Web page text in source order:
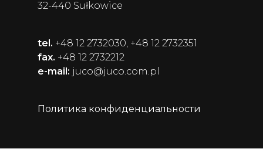
32-440 Sułkowice
tel. +48 12 2732030, +48 12 2732351
fax. +48 12 2732212
e-mail: juco@juco.com.pl
Политика конфиденциальности